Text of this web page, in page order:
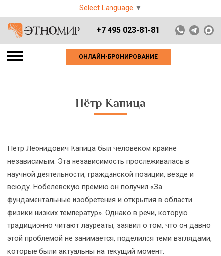
Select Language ▼
+7 495 023-81-81
ОНЛАЙН-БРОНИРОВАНИЕ
Пётр Капица
Пётр Леонидович Капица был человеком крайне
независимым. Эта независимость прослеживалась в
научной деятельности, гражданской позиции, везде и
всюду. Нобелевскую премию он получил «За
фундаментальные изобретения и открытия в области
физики низких температур». Однако в речи, которую
традиционно читают лауреаты, заявил о том, что он давно
этой проблемой не занимается, поделился теми взглядами,
которые были актуальны на текущий момент.